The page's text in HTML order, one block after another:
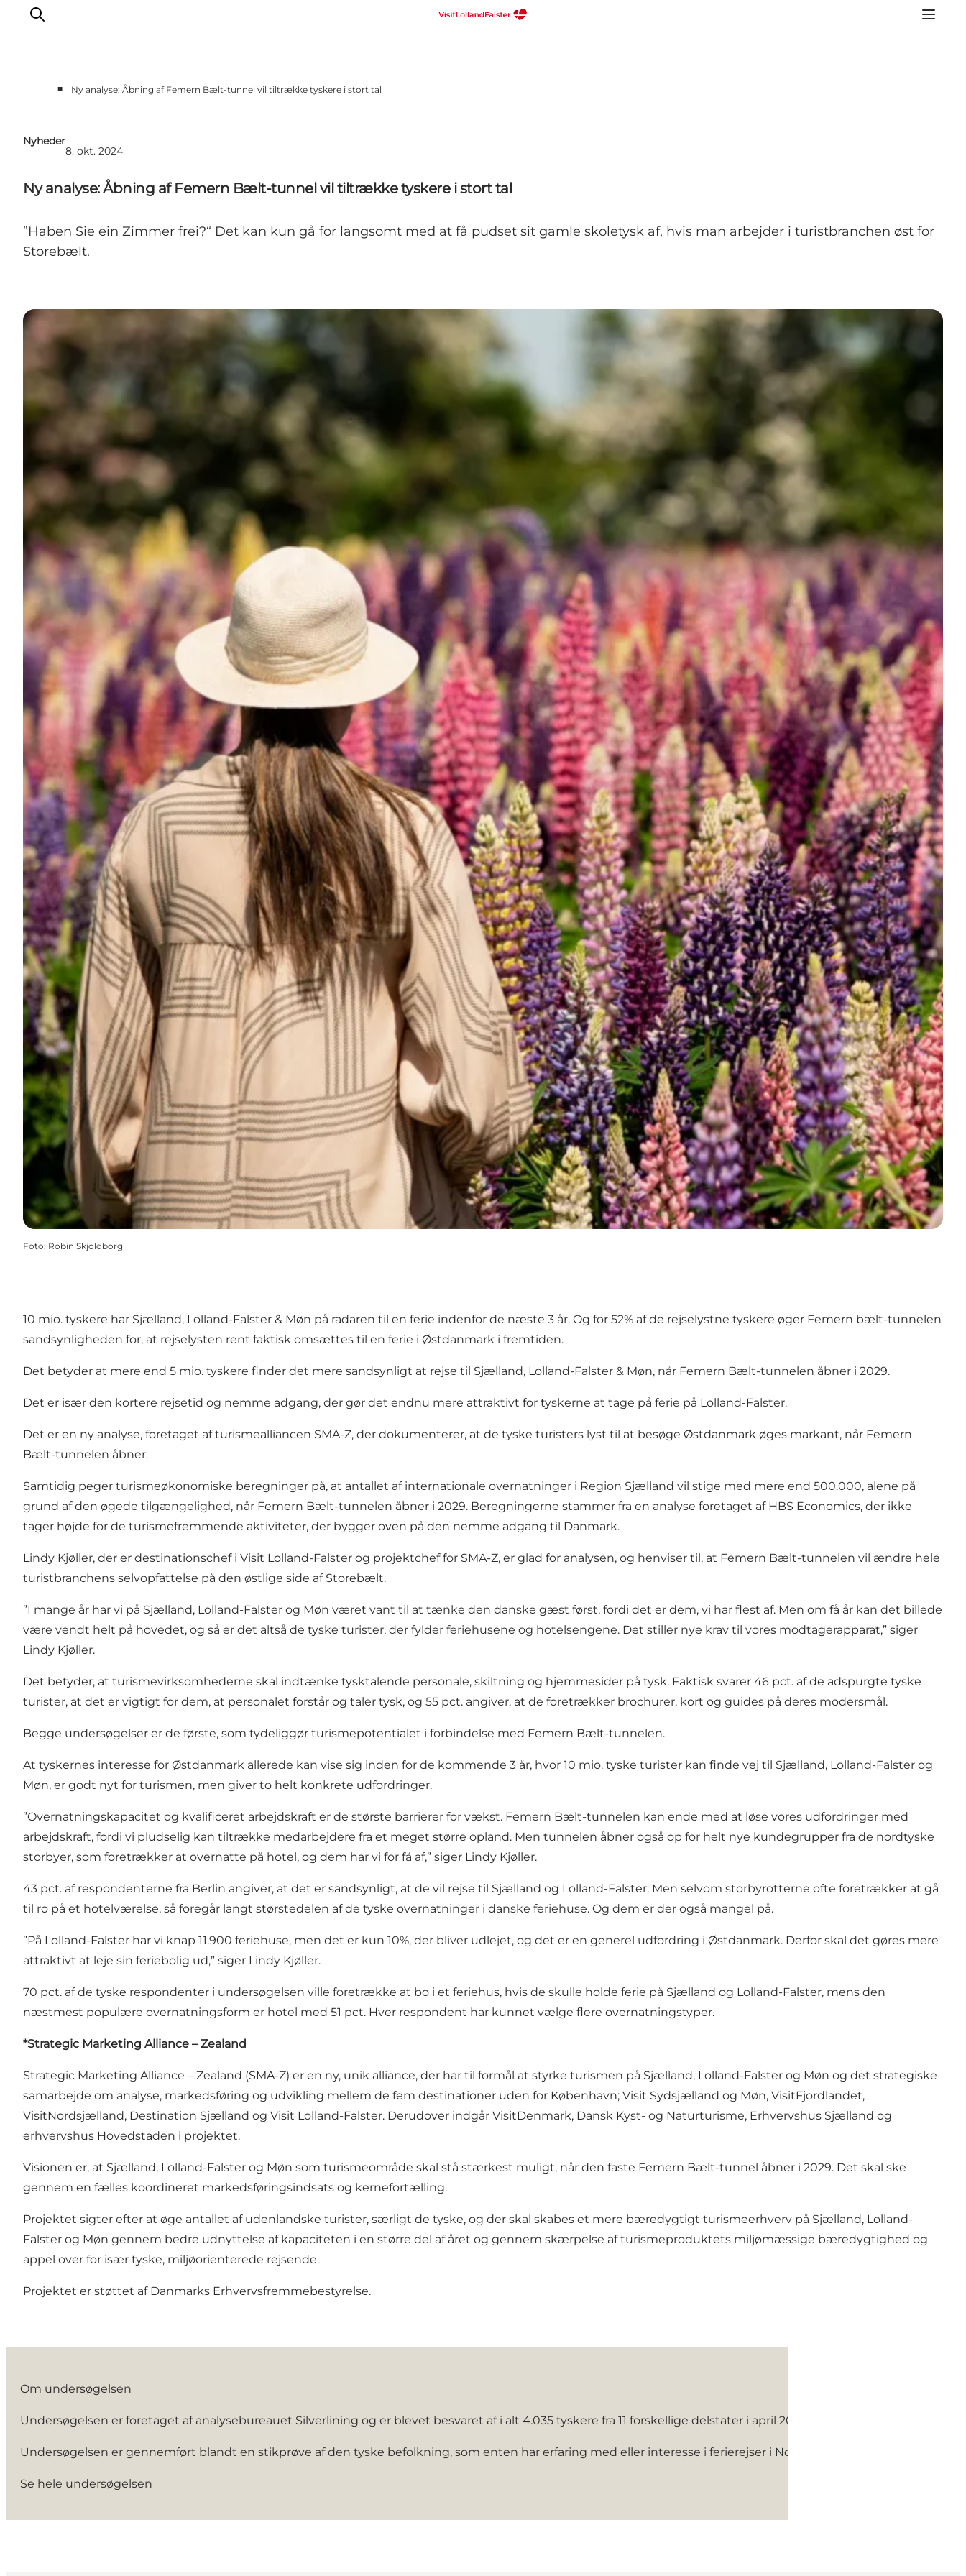
■ Ny analyse: Åbning af Femern Bælt-tunnel vil tiltrække tyskere i stort tal
Nyheder
8. okt. 2024
Ny analyse: Åbning af Femern Bælt-tunnel vil tiltrække tyskere i stort tal
”Haben Sie ein Zimmer frei?“ Det kan kun gå for langsomt med at få pudset sit gamle skoletysk af, hvis man arbejder i turistbranchen øst for
Storebælt.
Foto: Robin Skjoldborg
10 mio. tyskere har Sjælland, Lolland-Falster & Møn på radaren til en ferie indenfor de næste 3 år. Og for 52% af de rejselystne tyskere øger Femern bælt-tunnelen
sandsynligheden for, at rejselysten rent faktisk omsættes til en ferie i Østdanmark i fremtiden.
Det betyder at mere end 5 mio. tyskere finder det mere sandsynligt at rejse til Sjælland, Lolland-Falster & Møn, når Femern Bælt-tunnelen åbner i 2029.
Det er især den kortere rejsetid og nemme adgang, der gør det endnu mere attraktivt for tyskerne at tage på ferie på Lolland-Falster.
Det er en ny analyse, foretaget af turismealliancen SMA-Z, der dokumenterer, at de tyske turisters lyst til at besøge Østdanmark øges markant, når Femern
Bælt-tunnelen åbner.
Samtidig peger turismeøkonomiske beregninger på, at antallet af internationale overnatninger i Region Sjælland vil stige med mere end 500.000, alene på
grund af den øgede tilgængelighed, når Femern Bælt-tunnelen åbner i 2029. Beregningerne stammer fra en analyse foretaget af HBS Economics, der ikke
tager højde for de turismefremmende aktiviteter, der bygger oven på den nemme adgang til Danmark.
Lindy Kjøller, der er destinationschef i Visit Lolland-Falster og projektchef for SMA-Z, er glad for analysen, og henviser til, at Femern Bælt-tunnelen vil ændre hele
turistbranchens selvopfattelse på den østlige side af Storebælt.
”I mange år har vi på Sjælland, Lolland-Falster og Møn været vant til at tænke den danske gæst først, fordi det er dem, vi har flest af. Men om få år kan det billede
være vendt helt på hovedet, og så er det altså de tyske turister, der fylder feriehusene og hotelsengene. Det stiller nye krav til vores modtagerapparat,” siger
Lindy Kjøller.
Det betyder, at turismevirksomhederne skal indtænke tysktalende personale, skiltning og hjemmesider på tysk. Faktisk svarer 46 pct. af de adspurgte tyske
turister, at det er vigtigt for dem, at personalet forstår og taler tysk, og 55 pct. angiver, at de foretrækker brochurer, kort og guides på deres modersmål.
Begge undersøgelser er de første, som tydeliggør turismepotentialet i forbindelse med Femern Bælt-tunnelen.
At tyskernes interesse for Østdanmark allerede kan vise sig inden for de kommende 3 år, hvor 10 mio. tyske turister kan finde vej til Sjælland, Lolland-Falster og
Møn, er godt nyt for turismen, men giver to helt konkrete udfordringer.
”Overnatningskapacitet og kvalificeret arbejdskraft er de største barrierer for vækst. Femern Bælt-tunnelen kan ende med at løse vores udfordringer med
arbejdskraft, fordi vi pludselig kan tiltrække medarbejdere fra et meget større opland. Men tunnelen åbner også op for helt nye kundegrupper fra de nordtyske
storbyer, som foretrækker at overnatte på hotel, og dem har vi for få af,” siger Lindy Kjøller.
43 pct. af respondenterne fra Berlin angiver, at det er sandsynligt, at de vil rejse til Sjælland og Lolland-Falster. Men selvom storbyrotterne ofte foretrækker at gå
til ro på et hotelværelse, så foregår langt størstedelen af de tyske overnatninger i danske feriehuse. Og dem er der også mangel på.
”På Lolland-Falster har vi knap 11.900 feriehuse, men det er kun 10%, der bliver udlejet, og det er en generel udfordring i Østdanmark. Derfor skal det gøres mere
attraktivt at leje sin feriebolig ud,” siger Lindy Kjøller.
70 pct. af de tyske respondenter i undersøgelsen ville foretrække at bo i et feriehus, hvis de skulle holde ferie på Sjælland og Lolland-Falster, mens den
næstmest populære overnatningsform er hotel med 51 pct. Hver respondent har kunnet vælge flere overnatningstyper.
*Strategic Marketing Alliance – Zealand
Strategic Marketing Alliance – Zealand (SMA-Z) er en ny, unik alliance, der har til formål at styrke turismen på Sjælland, Lolland-Falster og Møn og det strategiske
samarbejde om analyse, markedsføring og udvikling mellem de fem destinationer uden for København; Visit Sydsjælland og Møn, VisitFjordlandet,
VisitNordsjælland, Destination Sjælland og Visit Lolland-Falster. Derudover indgår VisitDenmark, Dansk Kyst- og Naturturisme, Erhvervshus Sjælland og
erhvervshus Hovedstaden i projektet.
Visionen er, at Sjælland, Lolland-Falster og Møn som turismeområde skal stå stærkest muligt, når den faste Femern Bælt-tunnel åbner i 2029. Det skal ske
gennem en fælles koordineret markedsføringsindsats og kernefortælling.
Projektet sigter efter at øge antallet af udenlandske turister, særligt de tyske, og der skal skabes et mere bæredygtigt turismeerhverv på Sjælland, Lolland-
Falster og Møn gennem bedre udnyttelse af kapaciteten i en større del af året og gennem skærpelse af turismeproduktets miljømæssige bæredygtighed og
appel over for især tyske, miljøorienterede rejsende.
Projektet er støttet af Danmarks Erhvervsfremmebestyrelse.
Om undersøgelsen
Undersøgelsen er foretaget af analysebureauet Silverlining og er blevet besvaret af i alt 4.035 tyskere fra 11 forskellige delstater i april 2024.
Undersøgelsen er gennemført blandt en stikprøve af den tyske befolkning, som enten har erfaring med eller interesse i ferierejser i Nordtyskland, Danmark, Norge
Se hele undersøgelsen